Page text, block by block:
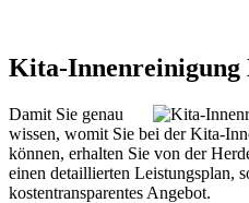
Kita-Innenreinigung
Damit Sie genau
wissen, womit Sie bei der Kita-
können, erhalten Sie von der
einen detaillierten Leistungsplan,
kostentransparentes Angebot.